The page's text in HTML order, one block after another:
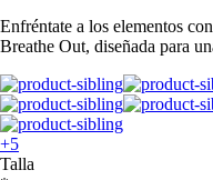
Enfréntate a los elementos
Breathe Out, diseñada para
+5
Talla